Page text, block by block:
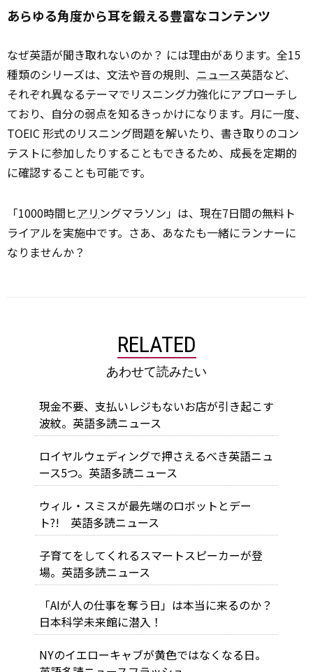
あらゆる角度から耳を鍛える豊富なコンテンツ
なぜ英語が聞き取れないのか？ には理由があります。全15
種類のシリーズは、文法や音の規則、 ニュース英語など、
それぞれ異なるテーマでリスニング力強化にアプローチし
ており、自分の弱点を知るきっかけになります。月に一度、
TOEIC 形式のリスニング問題を解いたり、書き取りのコン
テストに参加したりすることもできるため、成長を定期的
に確認することも可能です。
「1000時間ヒアリ ングマラソン」は、現在7日間の無料ト
ライアルを実施中です。さあ、あなたも一緒にランナーに
なりませんか？
RELATED
あわせて読みたい
現金不要、支払いレジもないお店が引き起こす
波紋。英語多読ニュース
ロイヤルウェディングで押さえるべき英語ニュ
ース5つ。英語多読ニュース
ウィル・スミスが最先端のロボットとデー
ト?! 英語多読ニュース
子育てをしてくれるスマートスピーカーが登
場。英語多読ニュース
「AIが人の仕事を奪う日」は本当に来るのか？
日本科学未来館に潜入！
NYのイエローキャブが黄色ではなくなる日。